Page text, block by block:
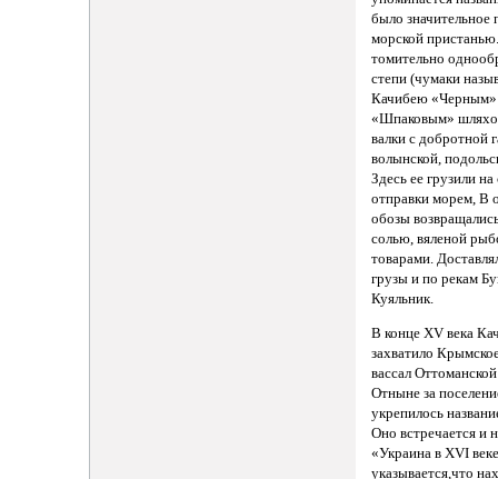
было значительное
морской
томительно
степи (чумаки
Качибею «Черным»
«Шпаковым»
валки с добротной
волынской,
Здесь ее грузили
отправки морем, В
обозы
солью, вяленой
товарами.
грузы и по рекам
Куяльник.
В конце XV века
захватило
вассал
Отныне за
укрепилось
Оно встречается и
«Украина в XVI
указывается,что